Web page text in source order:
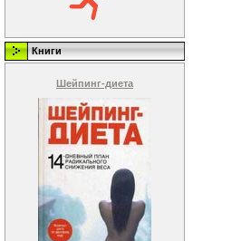
Книги
Шейпинг-диета